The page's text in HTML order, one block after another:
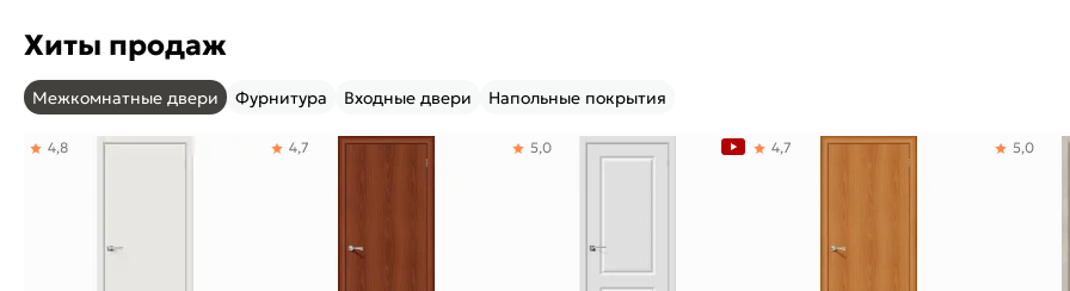
Хиты продаж
Межкомнатные двери Фурнитура Входные двери Напольные покрытия
4,8 4,7 5,0 4,7 5,0